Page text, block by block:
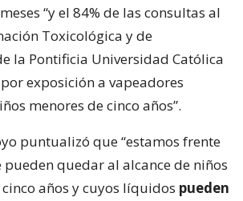
“y el 84% de las consultas al
Toxicológica y de
la Pontificia Universidad Católica
por exposición a vapeadores
menores de cinco años”.
puntualizó que “estamos frente
quedar al alcance de niños
años y cuyos líquidos pueden